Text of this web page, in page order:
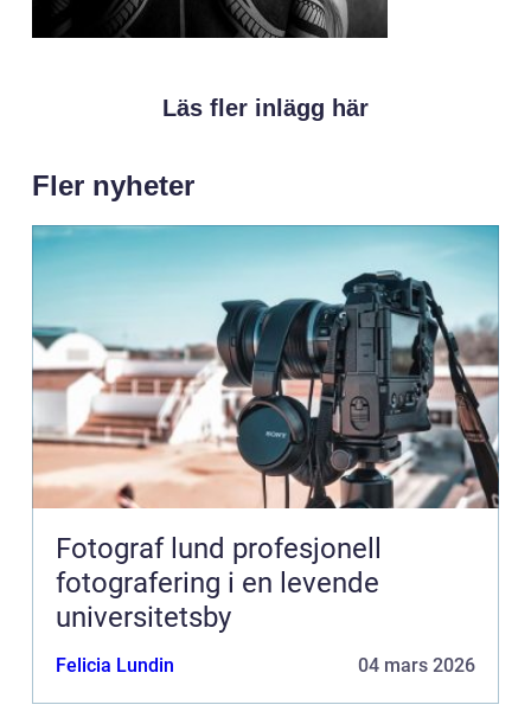
Läs fler inlägg här
Fler nyheter
Fotograf lund profesjonell
fotografering i en levende
universitetsby
Felicia Lundin 04 mars 2026